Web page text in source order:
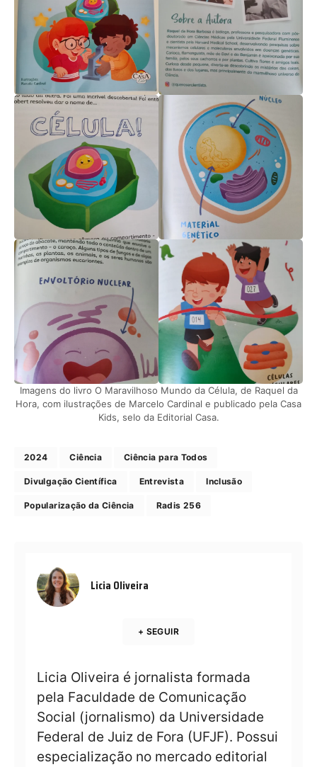
Imagens do livro O Maravilhoso Mundo da Célula, de Raquel da
Hora, com ilustrações de Marcelo Cardinal e publicado pela Casa
Kids, selo da Editorial Casa.
2024 Ciência Ciência para Todos
Divulgação Científica Entrevista Inclusão
Popularização da Ciência Radis 256
Licia Oliveira
+ SEGUIR
Licia Oliveira é jornalista formada
pela Faculdade de Comunicação
Social (jornalismo) da Universidade
Federal de Juiz de Fora (UFJF). Possui
especialização no mercado editorial